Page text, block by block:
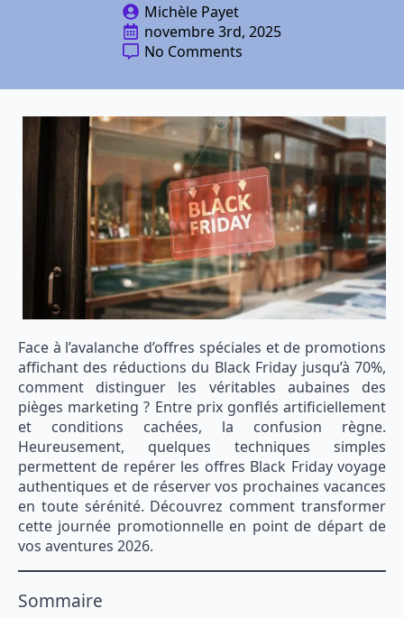
Michèle Payet
novembre 3rd, 2025
No Comments
Face à l’avalanche d’offres spéciales et de promotions
affichant des réductions du Black Friday jusqu’à 70%,
comment distinguer les véritables aubaines des
pièges marketing ? Entre prix gonflés artificiellement
et conditions cachées, la confusion règne.
Heureusement, quelques techniques simples
permettent de repérer les offres Black Friday voyage
authentiques et de réserver vos prochaines vacances
en toute sérénité. Découvrez comment transformer
cette journée promotionnelle en point de départ de
vos aventures 2026.
Sommaire